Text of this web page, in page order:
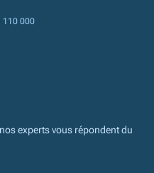
110 000
experts vous répondent du